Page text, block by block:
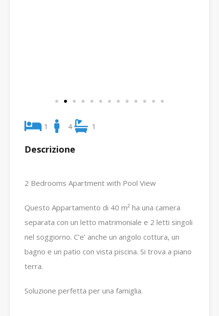
1 4 1
Descrizione
2 Bedrooms Apartment with Pool View
Questo Appartamento di 40 m² ha una camera
separata con un letto matrimoniale e 2 letti singoli
nel soggiorno. C’e’ anche un angolo cottura, un
bagno e un patio con vista piscina. Si trova a piano
terra.
Soluzione perfetta per una famiglia.